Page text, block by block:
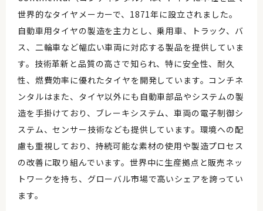
世界的なタイヤメーカーで、1871年に設立されました。
自動車用タイヤの製造を主力とし、乗用車、トラック、バ
ス、二輪車など幅広い車両に対応する製品を提供していま
す。技術革新と品質の高さで知られ、特に安全性、耐久
性、燃費効率に優れたタイヤを開発しています。コンチネ
ンタルはまた、タイヤ以外にも自動車部品やシステムの製
造を手掛けており、ブレーキシステム、車両の電子制御シ
ステム、センサー技術なども提供しています。環境への配
慮も重視しており、持続可能な素材の使用や製造プロセス
の改善に取り組んでいます。世界中に生産拠点と販売ネッ
トワークを持ち、グローバル市場で高いシェアを誇ってい
ます。